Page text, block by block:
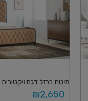
מיטת ברזל דגם ויקטוריה
₪2,650